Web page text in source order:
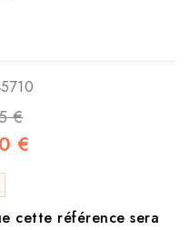
€
€
cette référence sera